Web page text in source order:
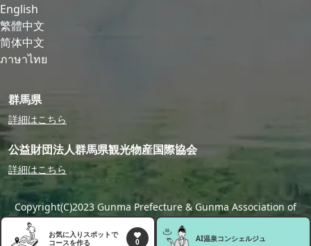
お気に入りスポットで
コースを作る
0 AI温泉コンシェルジュ
English
繁體中文
简体中文
ภาษาไทย
群馬県
詳細はこちら
公益財団法人群馬県観光物産国際協会
詳細はこちら
Copyright(C)2023 Gunma Prefecture & Gunma Association of
Tourism,Local Products & International Exchange